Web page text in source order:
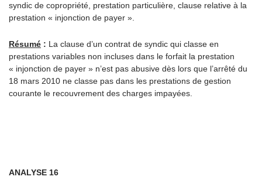
syndic de copropriété, prestation particulière, clause relative à la
prestation « injonction de payer ».
Résumé : La clause d’un contrat de syndic qui classe en
prestations variables non incluses dans le forfait la prestation
« injonction de payer » n’est pas abusive dès lors que l’arrêté du
18 mars 2010 ne classe pas dans les prestations de gestion
courante le recouvrement des charges impayées.
ANALYSE 16